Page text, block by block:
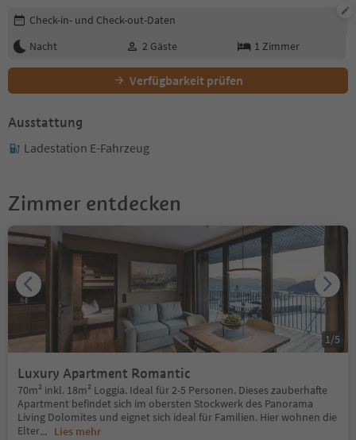
Buchungsdetails bearbeiten
Check-in- und Check-out-Daten
Nacht
2 Gäste 1 Zimmer
Verfügbarkeit prüfen
Ausstattung
Ladestation E-Fahrzeug
Zimmer entdecken
Luxury Apartment Romantic
70m² inkl. 18m² Loggia. Ideal für 2-5 Personen. Dieses zauberhafte
Apartment befindet sich im obersten Stockwerk des Panorama
Living Dolomites und eignet sich ideal für Familien. Hier wohnen die
Elter... Lies mehr
1/5